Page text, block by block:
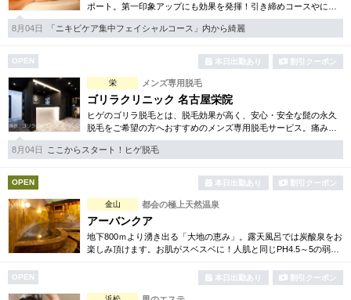
ポート。第一印象アップにも効果を発揮！引き締めコースやにき
び内外コース、アロマトリートメント等多彩なメニューをご用
意。まずは体験から是非。
8月04日 「ニキビケア集中フェイシャルコース」内から綺麗
OPEN 本日出勤あり 割引クーポン
栄 メンズ専用脱毛
ゴリラクリニック 名古屋栄院
ヒゲのゴリラ脱毛とは、脱毛効果が高く、安心・安全な髭の永久
脱毛をご希望の方へおすすめのメンズ専用脱毛サービス。痛みに
弱い方には医療用麻酔を3種ご用意、医療認可の脱毛機のみを使
用。スキンケアも万全です。
8月04日 ここからスタート！ヒゲ脱毛
OPEN 本日出勤あり 割引クーポン
金山 都会の極上天然温泉
アーバンクア
地下800ｍより湧き出る「大地の恵み」。露天風呂では炭酸泉をお
楽しみ頂けます。お肌がスベスベに！人肌と同じPH4.5～5の弱酸
OPEN 本日出勤あり 割引クーポン